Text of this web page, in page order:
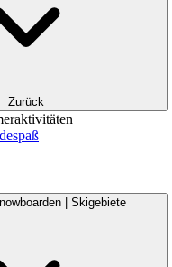
Zurück
| Skigebiete